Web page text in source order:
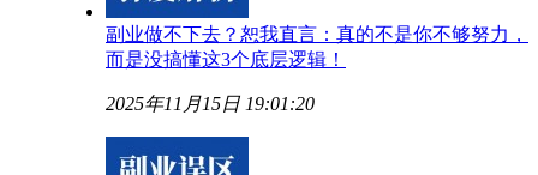
副业做不下去？恕我直言：真的不是你不够努力，
而是没搞懂这3个底层逻辑！
2025年11月15日 19:01:20